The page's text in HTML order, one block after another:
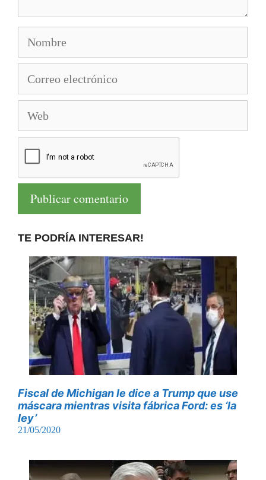
electrónico
TE PODRÍA INTERESAR!
Fiscal de Michigan le dice a Trump que use
máscara mientras visita fábrica Ford: es ‘la
ley’
21/05/2020